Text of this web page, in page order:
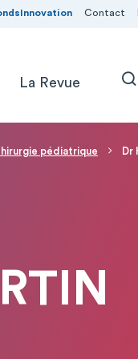
Contact
La Revue
pédiatrique Dr